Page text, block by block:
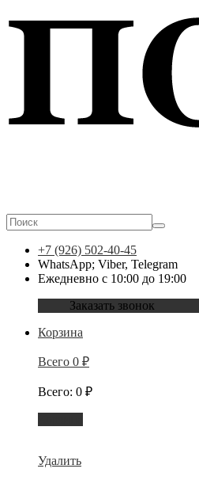
+7 (926) 502-40-45
WhatsApp; Viber, Telegram
Ежедневно с 10:00 до 19:00
Заказать звонок
Корзина
Всего 0 ₽
Всего: 0 ₽
Удалить